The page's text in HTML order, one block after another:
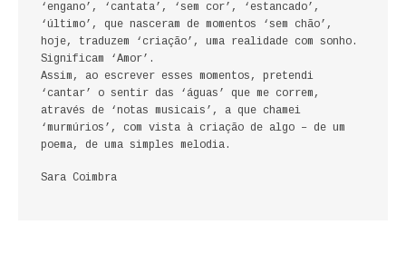
BIOGRAFIA
FICÇÃO E ROMANCE
LABIRINTOS DE EROS
NOVA BIBLIOTECA COSMOS
‘engano’, ‘cantata’, ‘sem cor’, ‘estancado’,
‘último’, que nasceram de momentos ‘sem chão’,
hoje, traduzem ‘criação’, uma realidade com sonho.
Significam ‘Amor’.
Assim, ao escrever esses momentos, pretendi
‘cantar’ o sentir das ‘águas’ que me correm,
através de ‘notas musicais’, a que chamei
‘murmúrios’, com vista à criação de algo – de um
poema, de uma simples melodia.
Sara Coimbra